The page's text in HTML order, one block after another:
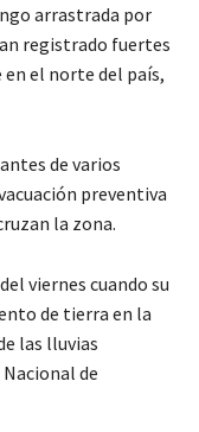
arrastrada por
registrado fuertes
el norte del país,
de varios
preventiva
la zona.
viernes cuando su
de tierra en la
las lluvias
de